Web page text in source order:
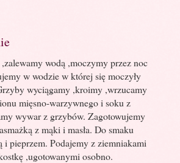
wodą ,moczymy przez noc
w wodzie w której się moczyły
wyciągamy ,kroimy ,wrzucamy
mięsno-warzywnego i soku z
wywar z grzybów. Zagotowujemy
z mąki i masła. Do smaku
i pieprzem. Podajemy z ziemniakami
,ugotowanymi osobno.